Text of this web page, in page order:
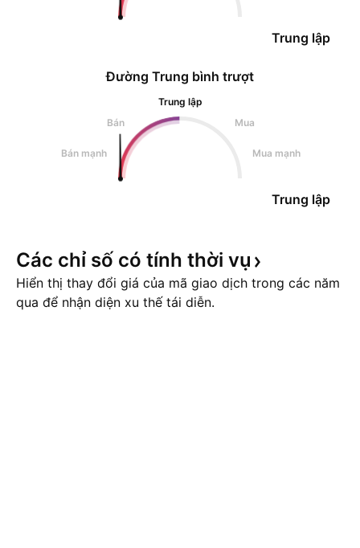
Trung lập
Đường Trung bình trượt
Trung lập
Bán
Mua
Bán mạnh Mua mạnh
Trung lập
Các chỉ số có tính thời vụ
Hiển thị thay đổi giá của mã giao dịch trong các năm
qua để nhận diện xu thế tái diễn.